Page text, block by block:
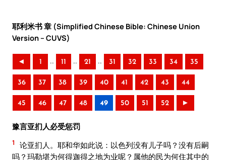
耶利米书 章 (Simplified Chinese Bible: Chinese Union
Version – CUVS)
◄ 1 .. 11 .. 21 .. 31 32 33 34 35
36 37 38 39 40 41 42 43 44
45 46 47 48 49 50 51 52 ►
豫言亚扪人必受惩罚
1
论亚扪人。耶和华如此说：以色列没有儿子吗？没有后嗣
吗？玛勒堪为何得迦得之地为业呢？属他的民为何住其中的